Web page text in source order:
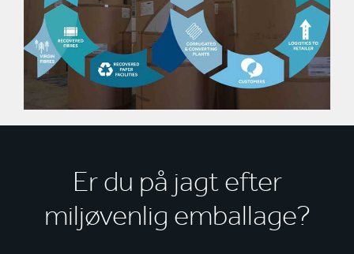
Er du på jagt efter
miljøvenlig emballage?